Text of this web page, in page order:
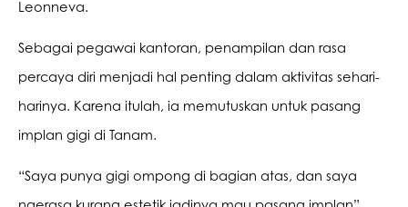
Leonneva.
Sebagai pegawai kantoran, penampilan dan rasa
percaya diri menjadi hal penting dalam aktivitas sehari-
harinya. Karena itulah, ia memutuskan untuk pasang
implan gigi di Tanam.
“Saya punya gigi ompong di bagian atas, dan saya